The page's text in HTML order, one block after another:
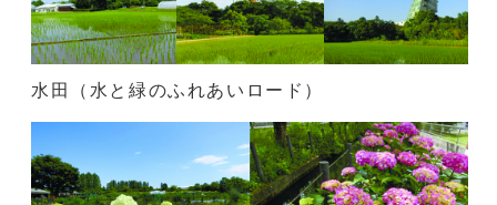
水田（水と緑のふれあいロード）